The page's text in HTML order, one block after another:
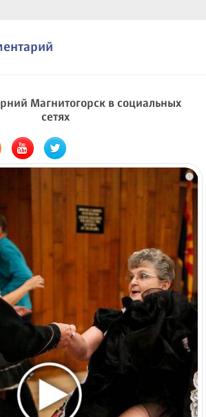
Магнитогорск в социальных
сетях
i